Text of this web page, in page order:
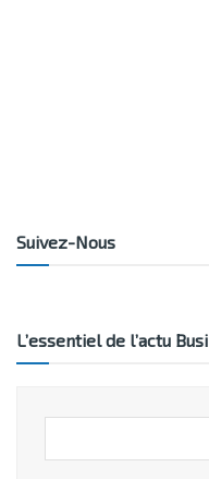
Suivez-Nous
L’essentiel de l’actu